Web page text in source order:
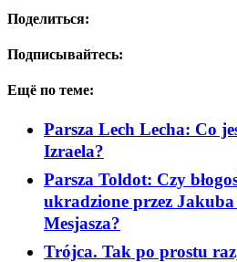
Поделиться:
Подписывайтесь:
Ещё по теме:
Parsza Lech Lecha: Co
Izraela?
Parsza Toldot: Czy
ukradzione przez
Mesjasza?
Trójca. Tak po prostu